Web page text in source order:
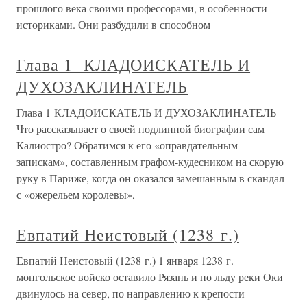
прошлого века своими профессорами, в особенности
историками. Они разбудили в способном
Глава 1 КЛАДОИСКАТЕЛЬ И
ДУХОЗАКЛИНАТЕЛЬ
Глава 1 КЛАДОИСКАТЕЛЬ И ДУХОЗАКЛИНАТЕЛЬ
Что рассказывает о своей подлинной биографии сам
Калиостро? Обратимся к его «оправдательным
запискам», составленным графом-кудесником на скорую
руку в Париже, когда он оказался замешанным в скандал
с «ожерельем королевы»,
Евпатий Неистовый (1238 г.)
Евпатий Неистовый (1238 г.) 1 января 1238 г.
монгольское войско оставило Рязань и по льду реки Оки
двинулось на север, по направлению к крепости